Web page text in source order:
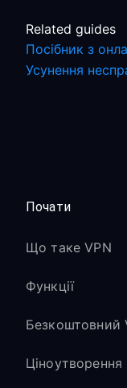
Related guides
Посібник з
Усунення
Почати
Що таке VPN
Функції
Безкоштовний
Ціноутворення